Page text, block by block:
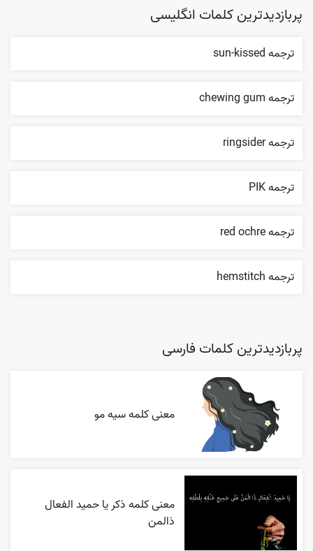
پربازدیدترین کلمات انگلیسی
ترجمه sun-kissed
ترجمه chewing gum
ترجمه ringsider
ترجمه PIK
ترجمه red ochre
ترجمه hemstitch
پربازدیدترین کلمات فارسی
معنی کلمه سیه مو
معنی کلمه ذکر یا حمید الفعال
ذالمن